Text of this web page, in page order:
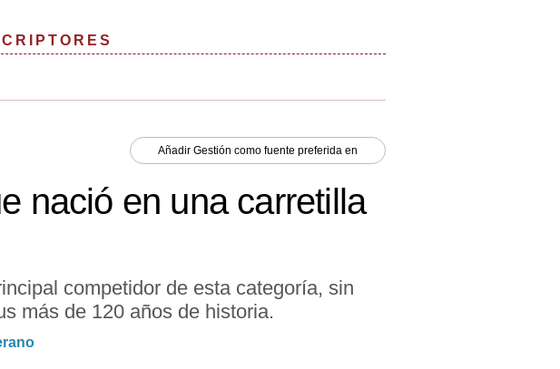
Añadir Gestión como fuente preferida en
nació en una carretilla
competidor de esta categoría, sin
más de 120 años de historia.